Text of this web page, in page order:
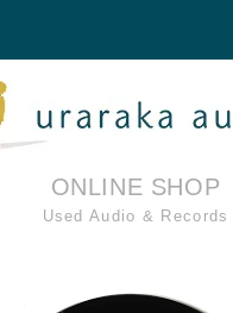
ONLINE SHOP
Used Audio & Records